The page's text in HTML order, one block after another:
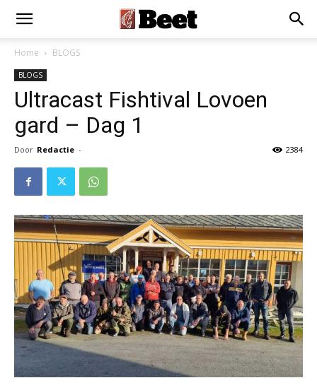
Home BLOGS
BLOGS
Ultracast Fishtival Lovoen
gard – Dag 1
Door Redactie - 2384